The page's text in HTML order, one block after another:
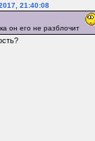
21:40:08
он его не разблочит